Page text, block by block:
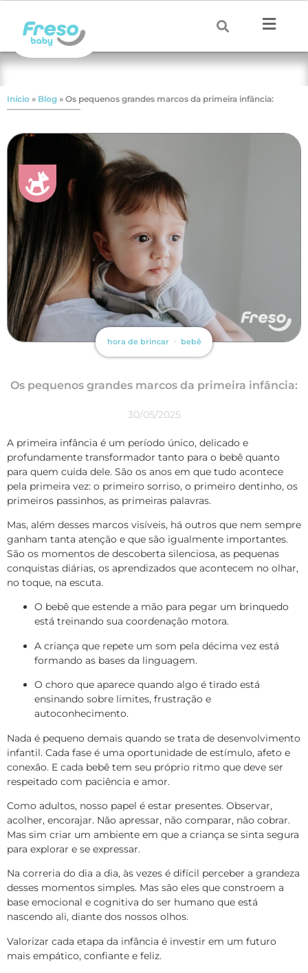
Início » Blog » Os pequenos grandes marcos da primeira infância:
hora de brincar bebê
Os pequenos grandes marcos da primeira infância:
30/05/2025
A primeira infância é um período único, delicado e
profundamente transformador tanto para o bebê quanto
para quem cuida dele. São os anos em que tudo acontece
pela primeira vez: o primeiro sorriso, o primeiro dentinho, os
primeiros passinhos, as primeiras palavras.
Mas, além desses marcos visíveis, há outros que nem sempre
ganham tanta atenção e que são igualmente importantes.
São os momentos de descoberta silenciosa, as pequenas
conquistas diárias, os aprendizados que acontecem no olhar,
no toque, na escuta.
O bebê que estende a mão para pegar um brinquedo
está treinando sua coordenação motora.
A criança que repete um som pela décima vez está
formando as bases da linguagem.
O choro que aparece quando algo é tirado está
ensinando sobre limites, frustração e
autoconhecimento.
Nada é pequeno demais quando se trata de desenvolvimento
infantil. Cada fase é uma oportunidade de estímulo, afeto e
conexão. E cada bebê tem seu próprio ritmo que deve ser
respeitado com paciência e amor.
Como adultos, nosso papel é estar presentes. Observar,
acolher, encorajar. Não apressar, não comparar, não cobrar.
Mas sim criar um ambiente em que a criança se sinta segura
para explorar e se expressar.
Na correria do dia a dia, às vezes é difícil perceber a grandeza
desses momentos simples. Mas são eles que constroem a
base emocional e cognitiva do ser humano que está
nascendo ali, diante dos nossos olhos.
Valorizar cada etapa da infância é investir em um futuro
mais empático, confiante e feliz.